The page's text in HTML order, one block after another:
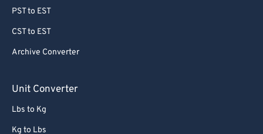
PST to EST
CST to EST
Archive Converter
Unit Converter
Lbs to Kg
Kg to Lbs